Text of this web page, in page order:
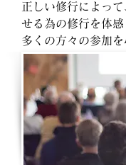
正しい修行によっ
せる為の修行を体感
多くの方々の参加を